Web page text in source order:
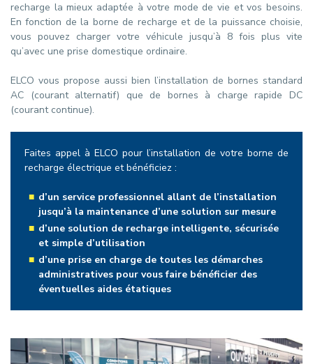
recharge la mieux adaptée à votre mode de vie et vos besoins.
En fonction de la borne de recharge et de la puissance choisie,
vous pouvez charger votre véhicule jusqu’à 8 fois plus vite
qu’avec une prise domestique ordinaire.
ELCO vous propose aussi bien l’installation de bornes standard
AC (courant alternatif) que de bornes à charge rapide DC
(courant continue).
Faites appel à ELCO pour l’installation de votre borne de
recharge électrique et bénéficiez :
d’un service professionnel allant de l’installation
jusqu’à la maintenance d’une solution sur mesure
d’une solution de recharge intelligente, sécurisée
et simple d’utilisation
d’une prise en charge de toutes les démarches
administratives pour vous faire bénéficier des
éventuelles aides étatiques